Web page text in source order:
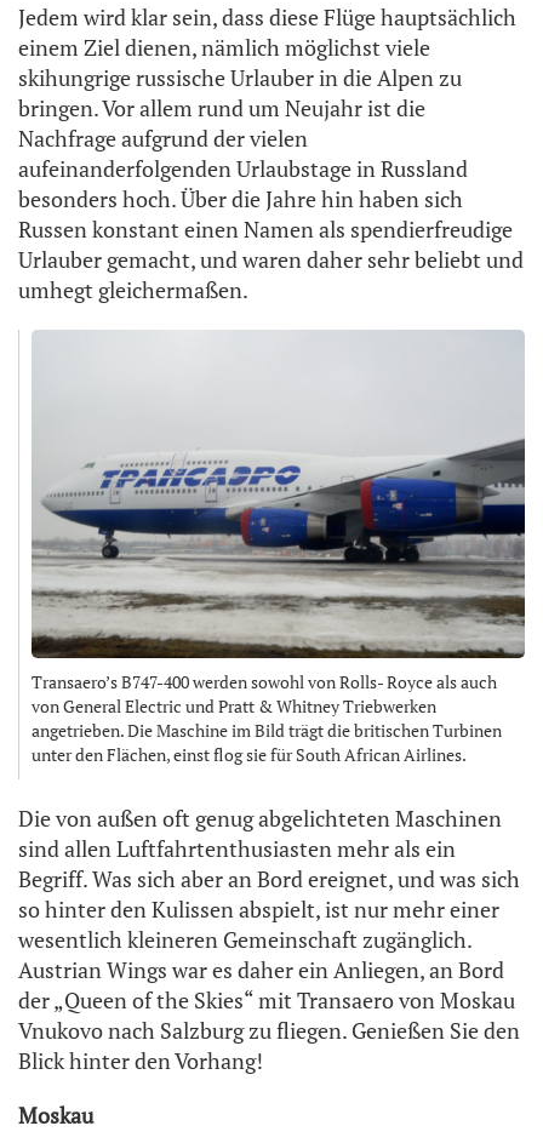
Jedem wird klar sein, dass diese Flüge hauptsächlich
einem Ziel dienen, nämlich möglichst viele
skihungrige russische Urlauber in die Alpen zu
bringen. Vor allem rund um Neujahr ist die
Nachfrage aufgrund der vielen
aufeinanderfolgenden Urlaubstage in Russland
besonders hoch. Über die Jahre hin haben sich
Russen konstant einen Namen als spendierfreudige
Urlauber gemacht, und waren daher sehr beliebt und
umhegt gleichermaßen.
Transaero’s B747-400 werden sowohl von Rolls- Royce als auch
von General Electric und Pratt & Whitney Triebwerken
angetrieben. Die Maschine im Bild trägt die britischen Turbinen
unter den Flächen, einst flog sie für South African Airlines.
Die von außen oft genug abgelichteten Maschinen
sind allen Luftfahrtenthusiasten mehr als ein
Begriff. Was sich aber an Bord ereignet, und was sich
so hinter den Kulissen abspielt, ist nur mehr einer
wesentlich kleineren Gemeinschaft zugänglich.
Austrian Wings war es daher ein Anliegen, an Bord
der „Queen of the Skies“ mit Transaero von Moskau
Vnukovo nach Salzburg zu fliegen. Genießen Sie den
Blick hinter den Vorhang!
Moskau